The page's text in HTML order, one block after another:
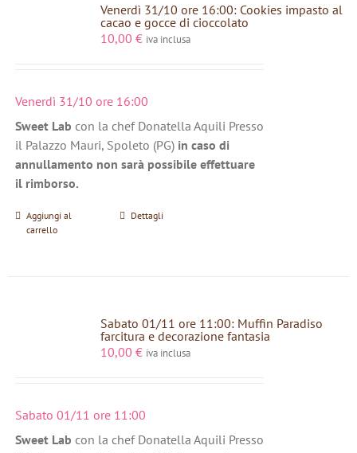
Venerdì 31/10 ore 16:00: Cookies impasto al
cacao e gocce di cioccolato
10,00 € iva inclusa
Venerdì 31/10 ore 16:00
Sweet Lab con la chef Donatella Aquili Presso
il Palazzo Mauri, Spoleto (PG) in caso di
annullamento non sarà possibile effettuare
il rimborso.
Aggiungi al
carrello
Dettagli
Sabato 01/11 ore 11:00: Muffin Paradiso
farcitura e decorazione fantasia
10,00 € iva inclusa
Sabato 01/11 ore 11:00
Sweet Lab con la chef Donatella Aquili Presso